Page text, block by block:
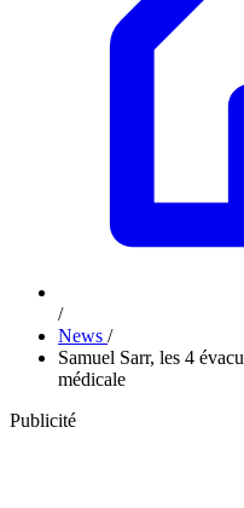
/
News /
Samuel Sarr, les 4
médicale
Publicité